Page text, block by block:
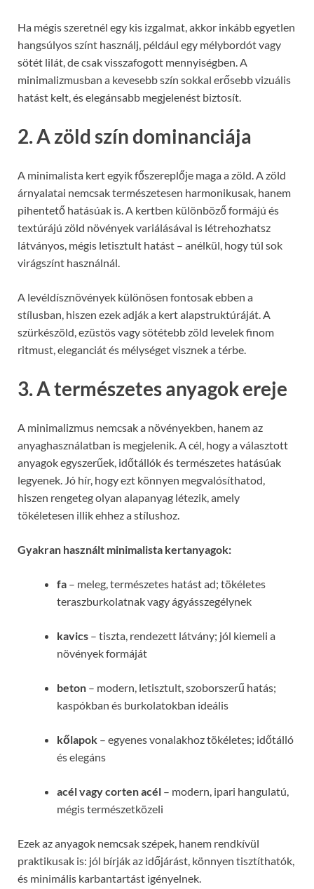
Ha mégis szeretnél egy kis izgalmat, akkor inkább egyetlen
hangsúlyos színt használj, például egy mélybordót vagy
sötét lilát, de csak visszafogott mennyiségben. A
minimalizmusban a kevesebb szín sokkal erősebb vizuális
hatást kelt, és elegánsabb megjelenést biztosít.
2. A zöld szín dominanciája
A minimalista kert egyik főszereplője maga a zöld. A zöld
árnyalatai nemcsak természetesen harmonikusak, hanem
pihentető hatásúak is. A kertben különböző formájú és
textúrájú zöld növények variálásával is létrehozhatsz
látványos, mégis letisztult hatást – anélkül, hogy túl sok
virágszínt használnál.
A levéldísznövények különösen fontosak ebben a
stílusban, hiszen ezek adják a kert alapstruktúráját. A
szürkészöld, ezüstös vagy sötétebb zöld levelek finom
ritmust, eleganciát és mélységet visznek a térbe.
3. A természetes anyagok ereje
A minimalizmus nemcsak a növényekben, hanem az
anyaghasználatban is megjelenik. A cél, hogy a választott
anyagok egyszerűek, időtállók és természetes hatásúak
legyenek. Jó hír, hogy ezt könnyen megvalósíthatod,
hiszen rengeteg olyan alapanyag létezik, amely
tökéletesen illik ehhez a stílushoz.
Gyakran használt minimalista kertanyagok:
fa – meleg, természetes hatást ad; tökéletes
teraszburkolatnak vagy ágyásszegélynek
kavics – tiszta, rendezett látvány; jól kiemeli a
növények formáját
beton – modern, letisztult, szoborszerű hatás;
kaspókban és burkolatokban ideális
kőlapok – egyenes vonalakhoz tökéletes; időtálló
és elegáns
acél vagy corten acél – modern, ipari hangulatú,
mégis természetközeli
Ezek az anyagok nemcsak szépek, hanem rendkívül
praktikusak is: jól bírják az időjárást, könnyen tisztíthatók,
és minimális karbantartást igényelnek.